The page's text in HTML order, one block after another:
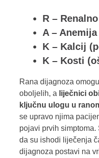
R –
A – Anemija
K – Kalcij
K – Kosti
Rana dijagnoza
oboljelih, a liječnici
ključnu ulogu u
se upravo njima
pojavi prvih
da su ishodi liječenja
dijagnoza postavi na